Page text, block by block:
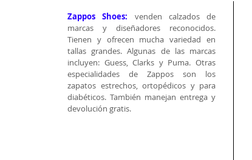
Zappos Shoes: venden calzados de
marcas y diseñadores reconocidos.
Tienen y ofrecen mucha variedad en
tallas grandes. Algunas de las marcas
incluyen: Guess, Clarks y Puma. Otras
especialidades de Zappos son los
zapatos estrechos, ortopédicos y para
diabéticos. También manejan entrega y
devolución gratis.